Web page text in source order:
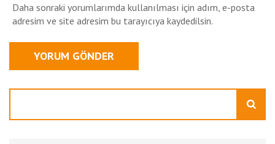
Daha sonraki yorumlarımda kullanılması için adım, e-posta
adresim ve site adresim bu tarayıcıya kaydedilsin.